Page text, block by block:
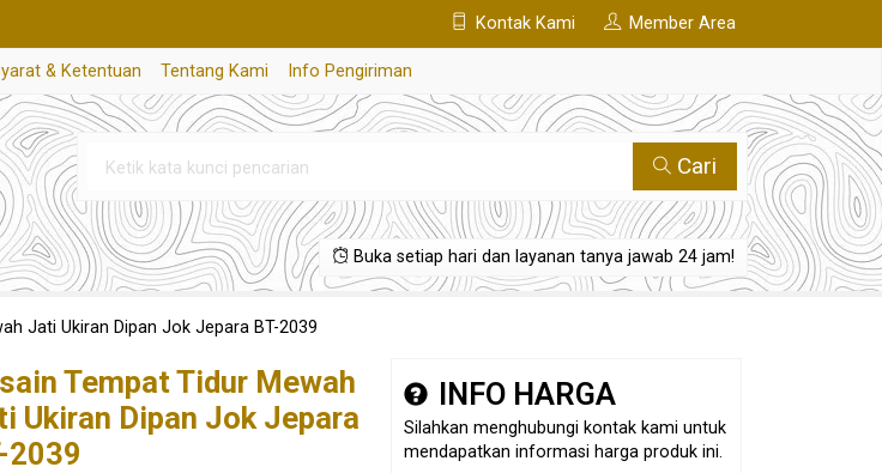
Kontak Kami Member Area
& Ketentuan Tentang Kami Info Pengiriman
Cari
Buka setiap hari dan layanan tanya jawab 24 jam!
Jati Ukiran Dipan Jok Jepara BT-2039
Tempat Tidur Mewah
Ukiran Dipan Jok Jepara
2039
INFO HARGA
Silahkan menghubungi kontak kami untuk
mendapatkan informasi harga produk ini.